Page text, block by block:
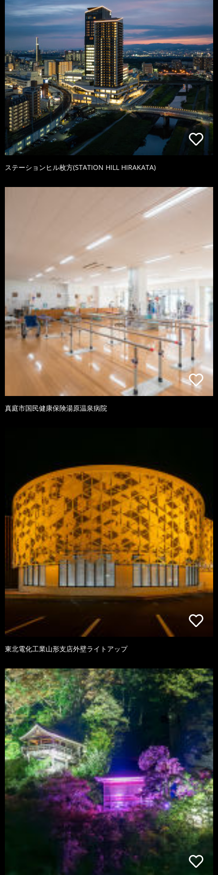
ステーションヒル枚方(STATION HILL HIRAKATA)
真庭市国民健康保険湯原温泉病院
東北電化工業山形支店外壁ライトアップ